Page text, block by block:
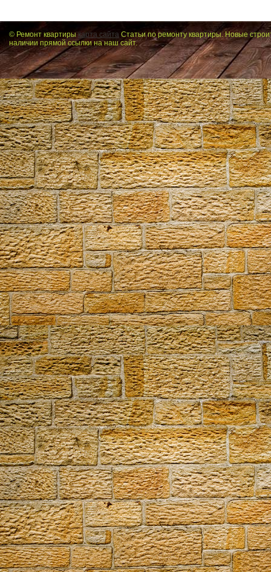
© Ремонт квартирыкарта сайта Статьи по ремонту квартиры. Новые
наличии прямой ссылки на наш сайт.